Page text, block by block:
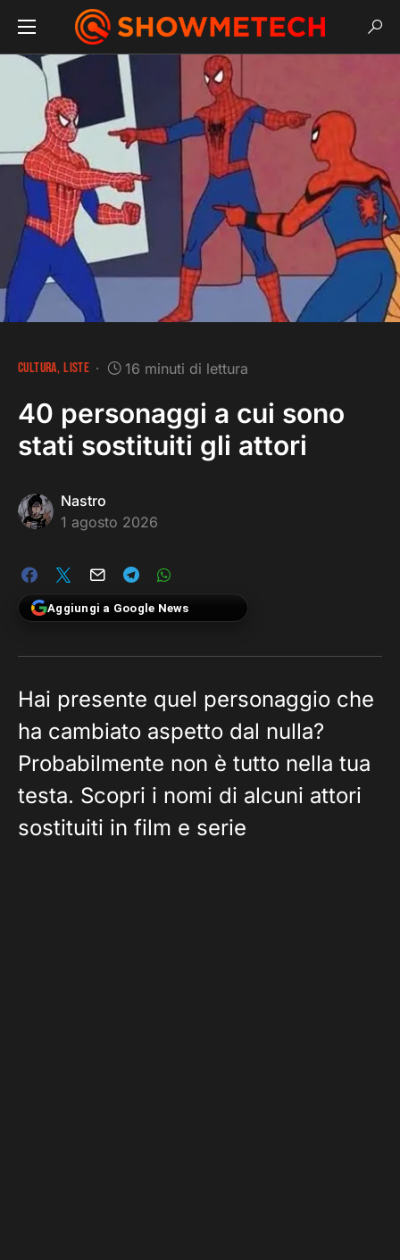
CULTURA LISTE 16 minuti di lettura
40 personaggi a cui sono
stati sostituiti gli attori
Nastro
1 agosto 2026
Aggiungi a Google News
Hai presente quel personaggio che
ha cambiato aspetto dal nulla?
Probabilmente non è tutto nella tua
testa. Scopri i nomi di alcuni attori
sostituiti in film e serie